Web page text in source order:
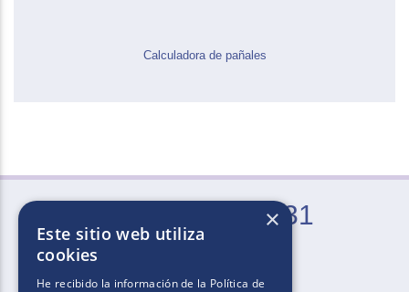
Calculadora de pañales
0800-666-2031
Lun. a Vie. de 9 a 21 hs (excepto feriados)
×
Este sitio web utiliza
cookies
He recibido la información de la Política de